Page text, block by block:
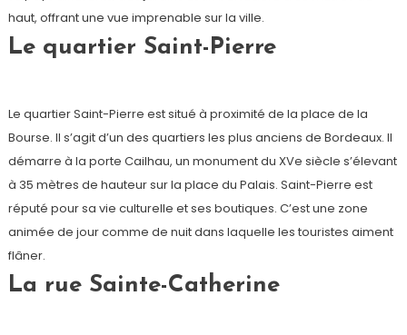
haut, offrant une vue imprenable sur la ville.
Le quartier Saint-Pierre
Le quartier Saint-Pierre est situé à proximité de la place de la
Bourse. Il s’agit d’un des quartiers les plus anciens de Bordeaux. Il
démarre à la porte Cailhau, un monument du XVe siècle s’élevant
à 35 mètres de hauteur sur la place du Palais. Saint-Pierre est
réputé pour sa vie culturelle et ses boutiques. C’est une zone
animée de jour comme de nuit dans laquelle les touristes aiment
flâner.
La rue Sainte-Catherine